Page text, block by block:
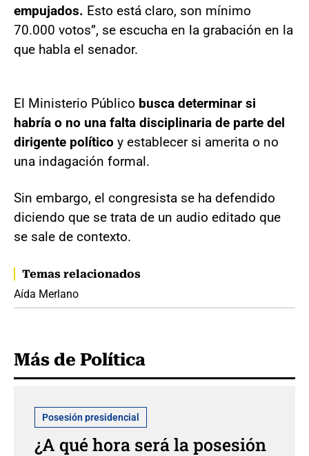
empujados. Esto está claro, son mínimo
70.000 votos”, se escucha en la grabación en la
que habla el senador.
El Ministerio Público busca determinar si
habría o no una falta disciplinaria de parte del
dirigente político y establecer si amerita o no
una indagación formal.
Sin embargo, el congresista se ha defendido
diciendo que se trata de un audio editado que
se sale de contexto.
Temas relacionados
Aída Merlano
Más de Política
Posesión presidencial
¿A qué hora será la posesión